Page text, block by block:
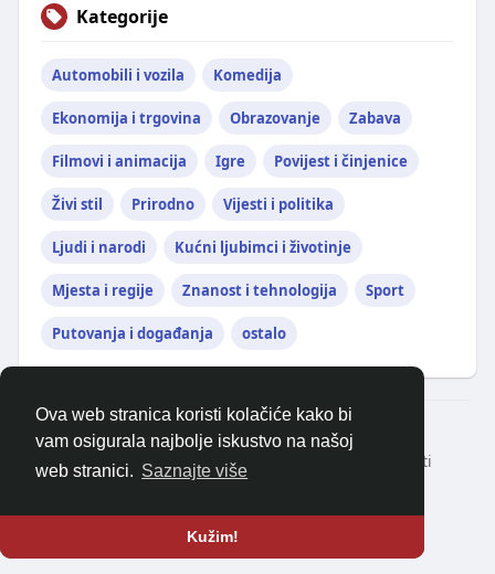
Ova web stranica koristi kolačiće kako bi
vam osigurala najbolje iskustvo na našoj
web stranici. Saznajte više
Kužim!
Kategorije
Automobili i vozila Komedija
Ekonomija i trgovina Obrazovanje Zabava
Filmovi i animacija Igre Povijest i činjenice
Živi stil Prirodno Vijesti i politika
Ljudi i narodi Kućni ljubimci i životinje
Mjesta i regije Znanost i tehnologija Sport
Putovanja i događanja ostalo
© 2026 balkanonline
Kući
Oko Kontaktirajte nas
Politika privatnosti
Uvjeti korištenja
Zatražite povrat novca